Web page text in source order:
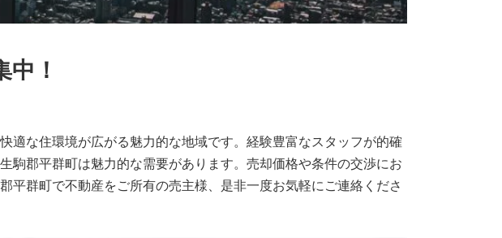
！
適な住環境が広がる魅力的な地域です。経験豊富なスタッフが的確
駒郡平群町は魅力的な需要があります。売却価格や条件の交渉にお
平群町で不動産をご所有の売主様、是非一度お気軽にご連絡くださ